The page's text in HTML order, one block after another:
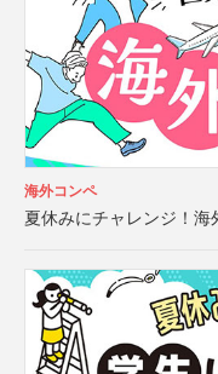
海外コンペ
夏休みにチャレンジ！海